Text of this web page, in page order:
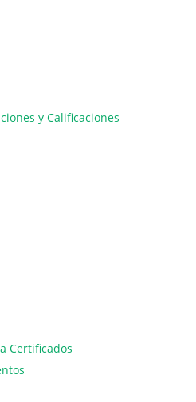
y Calificaciones
Certificados